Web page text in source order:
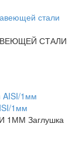
стали
СТАЛИ
1мм
Заглушка